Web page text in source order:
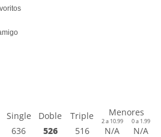
Single Doble Triple Menores
2 a 10.99 0 a 1.99
636 526 516 N/A N/A